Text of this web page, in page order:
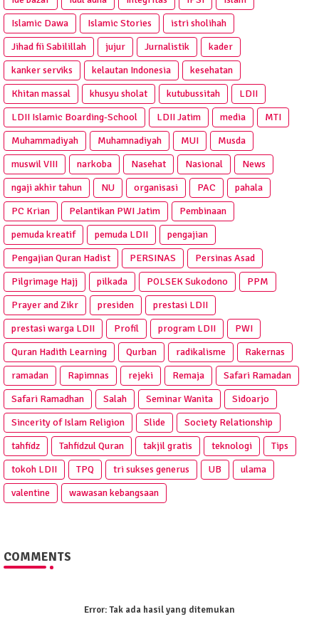
Islamic Dawa
Islamic Stories
istri sholihah
Jihad fii Sabilillah
jujur Jurnalistik
kader
kanker serviks
kelautan Indonesia
kesehatan
Khitan massal
khusyu sholat kutubussitah
LDII
LDII Islamic Boarding-School
LDII Jatim media
MTI
Muhammadiyah
Muhamnadiyah MUI
Musda
muswil VIII
narkoba Nasehat Nasional
News
ngaji akhir tahun
NU organisasi PAC
pahala
PC Krian
Pelantikan PWI Jatim
Pembinaan
pemuda kreatif
pemuda LDII
pengajian
Pengajian Quran Hadist
PERSINAS
Persinas Asad
Pilgrimage Hajj
pilkada POLSEK Sukodono
PPM
Prayer and Zikr
presiden
prestasi LDII
prestasi warga LDII
Profil program LDII
PWI
Quran Hadith Learning
Qurban radikalisme
Rakernas
ramadan
Rapimnas rejeki Remaja
Safari Ramadan
Safari Ramadhan
Salah Seminar Wanita
Sidoarjo
Sincerity of Islam Religion
Slide
Society Relationship
tahfidz
Tahfidzul Quran takjil gratis teknologi
Tips
tokoh LDII
TPQ tri sukses generus UB
ulama
valentine
wawasan kebangsaan
COMMENTS
Error:Tak ada hasil yang ditemukan